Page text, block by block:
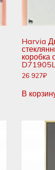
Harvia
коробка
26 927₽
В